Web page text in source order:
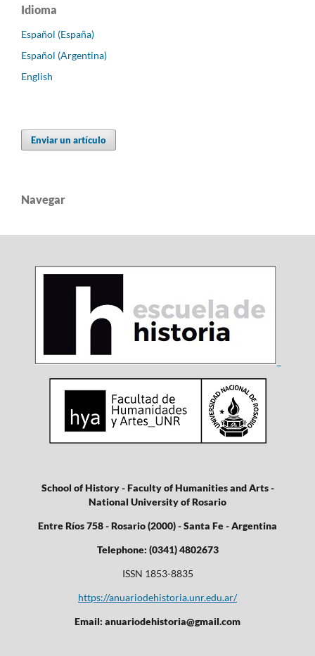
Idioma
Español (España)
Español (Argentina)
English
Enviar un artículo
Navegar
School of History - Faculty of Humanities and Arts -
National University of Rosario
Entre Ríos 758 - Rosario (2000) - Santa Fe - Argentina
Telephone: (0341) 4802673
ISSN 1853-8835
https://anuariodehistoria.unr.edu.ar/
Email: anuariodehistoria@gmail.com